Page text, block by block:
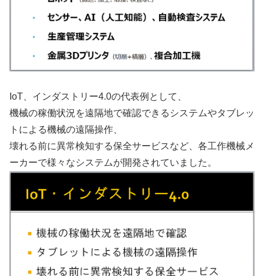
IoT、インダストリー4.0の代表例として、
機械の稼働状況を遠隔地で確認できるシステムやタブレッ
トによる機械の遠隔操作、
壊れる前に異常検知する保全サービスなど、各工作機械メ
ーカーで様々なシステムが開発されていました。